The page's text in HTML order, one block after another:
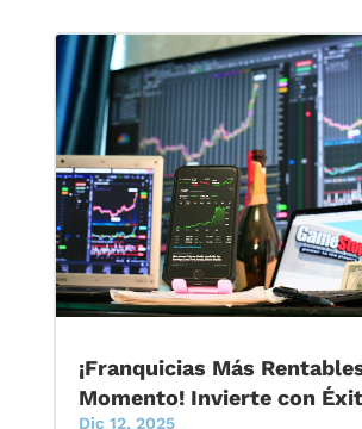
¡Franquicias Más
Momento! Invierte con
Dic 12, 2025